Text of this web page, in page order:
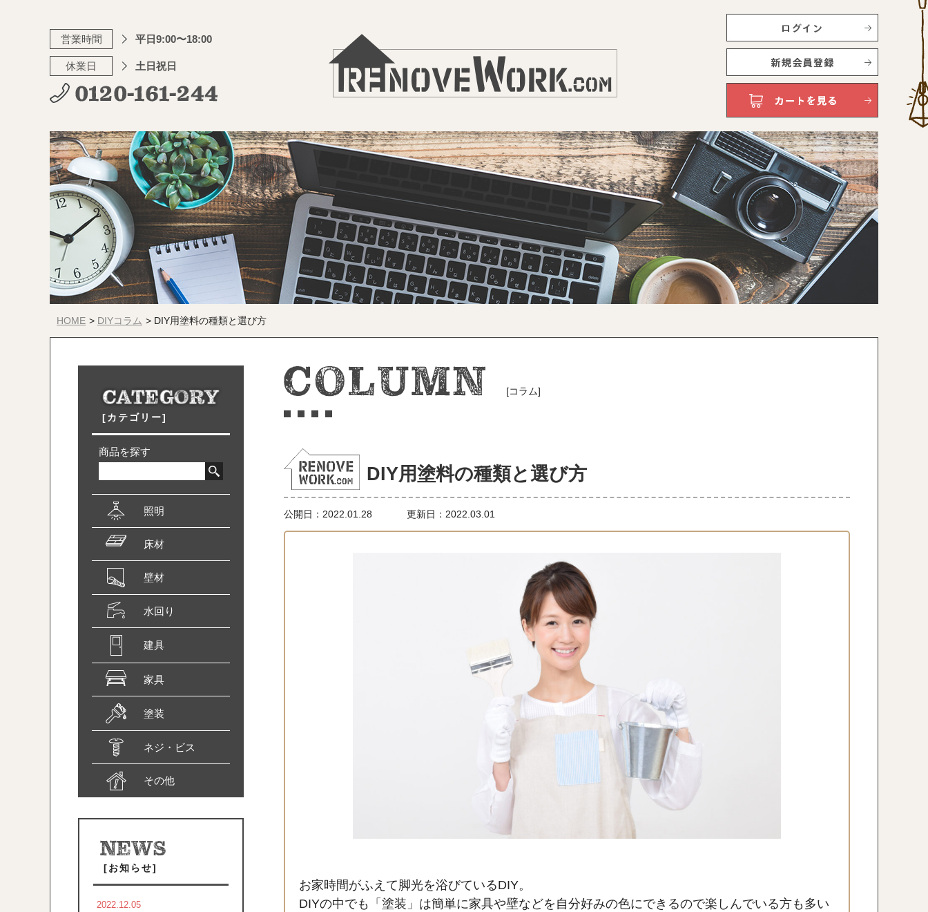
営業時間 平日9:00〜18:00
休業日 土日祝日
HOME DIYコラム DIY用塗料の種類と選び方
[コラム]
DIY用塗料の種類と選び方
公開日： 2022.01.28 更新日：2022.03.01
お家時間がふえて脚光を浴びているDIY。
DIYの中でも「塗装」は簡単に家具や壁などを自分好みの色にできるので楽しんでいる方も多い
[カテゴリー]
商品を探す
照明
床材
壁材
水回り
建具
家具
塗装
ネジ・ビス
その他
[お知らせ]
2022.12.05